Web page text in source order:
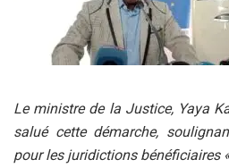
Le ministre de la Justice, Yaya
salué cette démarche,
pour les juridictions bénéficiaires